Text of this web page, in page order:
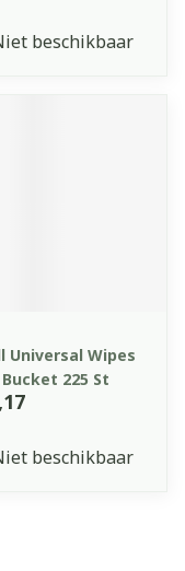
beschikbaar
Universal Wipes
225 St
beschikbaar